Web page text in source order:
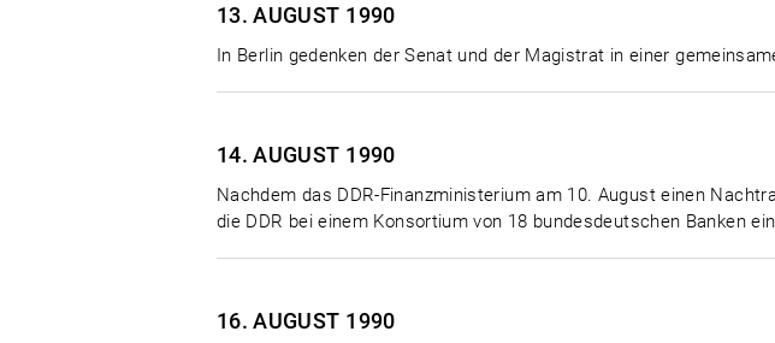
13. AUGUST 1990
In Berlin gedenken der Senat und der Magistrat in einer
14. AUGUST 1990
Nachdem das DDR-Finanzministerium am 10. August einen
die DDR bei einem Konsortium von 18 bundesdeutschen Banken
16. AUGUST 1990